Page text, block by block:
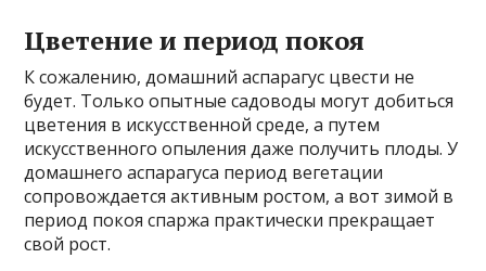
Цветение и период покоя
К сожалению, домашний аспарагус цвести не
будет. Только опытные садоводы могут добиться
цветения в искусственной среде, а путем
искусственного опыления даже получить плоды. У
домашнего аспарагуса период вегетации
сопровождается активным ростом, а вот зимой в
период покоя спаржа практически прекращает
свой рост.